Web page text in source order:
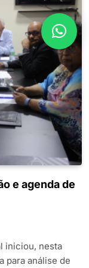
e agenda de
iniciou, nesta
para análise de